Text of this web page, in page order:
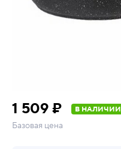
1 509 ₽ В НАЛИЧИИ
Базовая цена